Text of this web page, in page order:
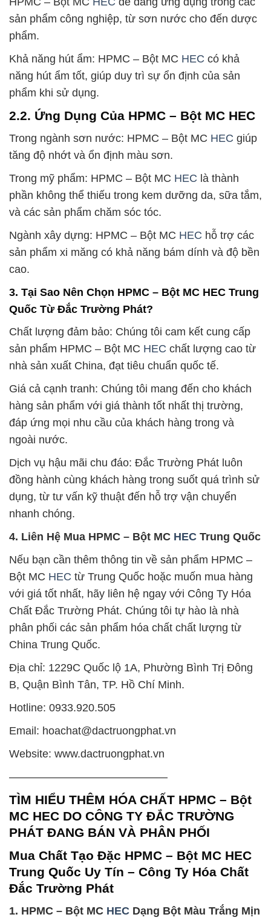
sản phẩm công nghiệp, từ sơn nước cho đến dược
phẩm.
Khả năng hút ẩm: HPMC – Bột MC HEC có khả
năng hút ẩm tốt, giúp duy trì sự ổn định của sản
phẩm khi sử dụng.
2.2. Ứng Dụng Của HPMC – Bột MC HEC
Trong ngành sơn nước: HPMC – Bột MC HEC giúp
tăng độ nhớt và ổn định màu sơn.
Trong mỹ phẩm: HPMC – Bột MC HEC là thành
phần không thể thiếu trong kem dưỡng da, sữa tắm,
và các sản phẩm chăm sóc tóc.
Ngành xây dựng: HPMC – Bột MC HEC hỗ trợ các
sản phẩm xi măng có khả năng bám dính và độ bền
cao.
3. Tại Sao Nên Chọn HPMC – Bột MC HEC Trung
Quốc Từ Đắc Trường Phát?
Chất lượng đảm bảo: Chúng tôi cam kết cung cấp
sản phẩm HPMC – Bột MC HEC chất lượng cao từ
nhà sản xuất China, đạt tiêu chuẩn quốc tế.
Giá cả cạnh tranh: Chúng tôi mang đến cho khách
hàng sản phẩm với giá thành tốt nhất thị trường,
đáp ứng mọi nhu cầu của khách hàng trong và
ngoài nước.
Dịch vụ hậu mãi chu đáo: Đắc Trường Phát luôn
đồng hành cùng khách hàng trong suốt quá trình sử
dụng, từ tư vấn kỹ thuật đến hỗ trợ vận chuyển
nhanh chóng.
4. Liên Hệ Mua HPMC – Bột MC HEC Trung Quốc
Nếu bạn cần thêm thông tin về sản phẩm HPMC –
Bột MC HEC từ Trung Quốc hoặc muốn mua hàng
với giá tốt nhất, hãy liên hệ ngay với Công Ty Hóa
Chất Đắc Trường Phát. Chúng tôi tự hào là nhà
phân phối các sản phẩm hóa chất chất lượng từ
China Trung Quốc.
Địa chỉ: 1229C Quốc lộ 1A, Phường Bình Trị Đông
B, Quận Bình Tân, TP. Hồ Chí Minh.
Hotline: 0933.920.505
Email: hoachat@dactruongphat.vn
Website: www.dactruongphat.vn
——————————————–
TÌM HIỂU THÊM HÓA CHẤT HPMC – Bột
MC HEC DO CÔNG TY ĐẮC TRƯỜNG
PHÁT ĐANG BÁN VÀ PHÂN PHỐI
Mua Chất Tạo Đặc HPMC – Bột MC HEC
Trung Quốc Uy Tín – Công Ty Hóa Chất
Đắc Trường Phát
1. HPMC – Bột MC HEC Dạng Bột Màu Trắng Mịn